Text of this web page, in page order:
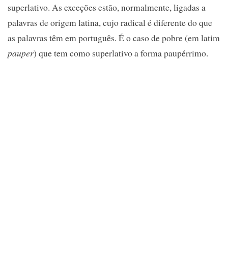
superlativo. As exceções estão, normalmente, ligadas a
palavras de origem latina, cujo radical é diferente do que
as palavras têm em português. É o caso de pobre (em latim
pauper) que tem como superlativo a forma paupérrimo.